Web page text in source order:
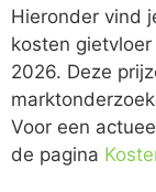
Hieronder vind
kosten
2026. Deze
Voor een
de pagina